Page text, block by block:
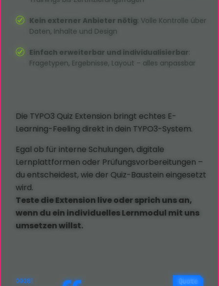
Kein externer Anbieter nötig: Volle Kontrolle über
Daten, Inhalte und Design
Einfach erweiterbar und individualisierbar:
Fragetypen, Ergebnisse, Layout – alles anpassbar
Die TYPO3 Quiz Extension bringt echtes E-
Learning-Feeling direkt in dein TYPO3-System.
Egal ob für interne Schulungen, digitale
Lernplattformen oder Prüfungsvorbereitungen –
du entscheidest, wie der Quiz-Baustein eingesetzt
wird.
Teste die Extension live oder sprich uns an,
wenn du ein individuelles Lernmodul mit uns
umsetzen willst.
09281 Quote